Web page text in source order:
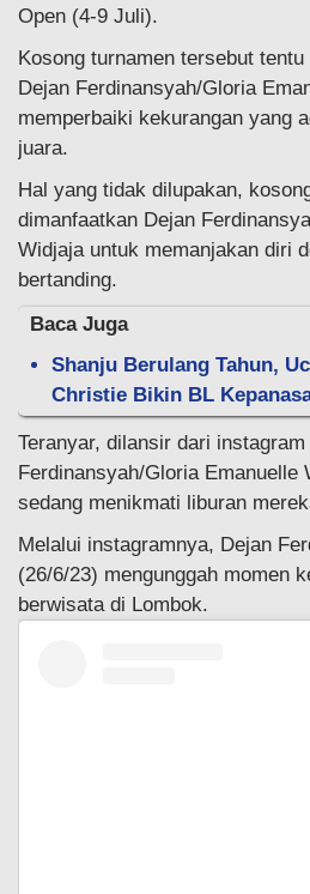
Open (4-9 Juli).
Kosong turnamen tersebut
Dejan Ferdinansyah/Gloria
memperbaiki kekurangan yang
juara.
Hal yang tidak dilupakan,
dimanfaatkan Dejan
Widjaja untuk memanjakan diri
bertanding.
Baca Juga
Shanju Berulang Tahun,
Christie Bikin BL
Teranyar, dilansir dari
Ferdinansyah/Gloria Emanuelle
sedang menikmati liburan
Melalui instagramnya, Dejan
(26/6/23) mengunggah momen
berwisata di Lombok.